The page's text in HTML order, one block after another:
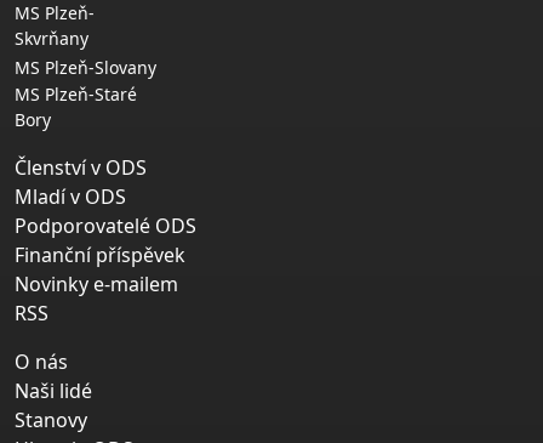
MS Plzeň-
Skvrňany
MS Plzeň-Slovany
MS Plzeň-Staré
Bory
Členství v ODS
Mladí v ODS
Podporovatelé ODS
Finanční příspěvek
Novinky e-mailem
RSS
O nás
Naši lidé
Stanovy